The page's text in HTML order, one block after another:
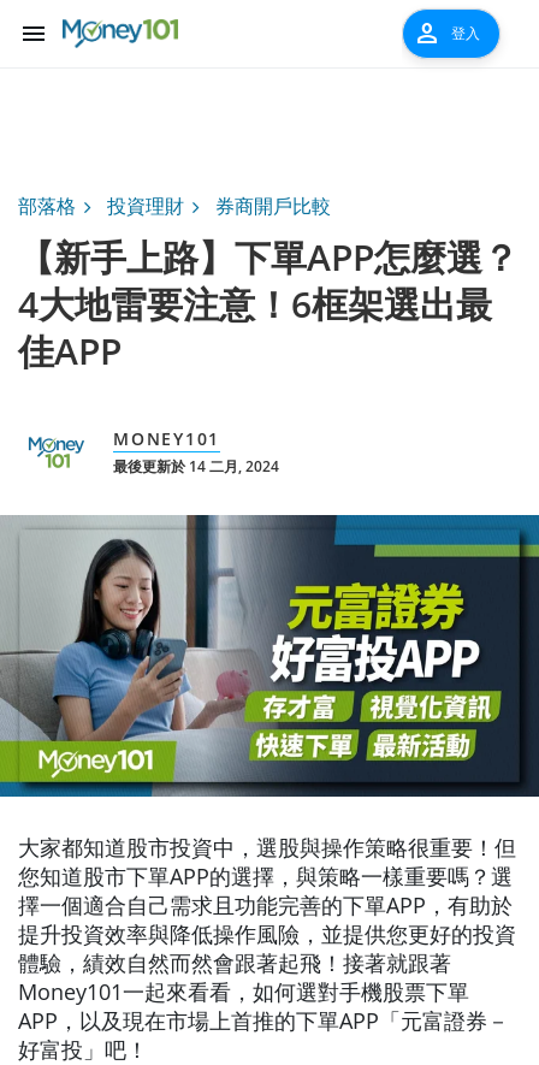
menu person 登入
部落格 投資理財 券商開戶比較
【新手上路】下單APP怎麼選？
4大地雷要注意！6框架選出最
佳APP
MONEY101
最後更新於 14 二月, 2024
大家都知道股市投資中，選股與操作策略很重要！但
您知道股市下單APP的選擇，與策略一樣重要嗎？選
擇一個適合自己需求且功能完善的下單APP，有助於
提升投資效率與降低操作風險，並提供您更好的投資
體驗，績效自然而然會跟著起飛！接著就跟著
Money101一起來看看，如何選對手機股票下單
APP，以及現在市場上首推的下單APP「元富證券－
好富投」吧！